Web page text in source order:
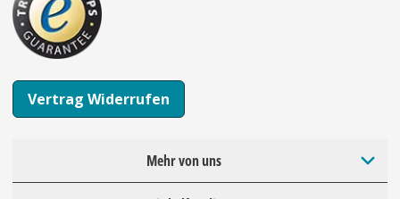
Vertrag Widerrufen
Mehr von uns